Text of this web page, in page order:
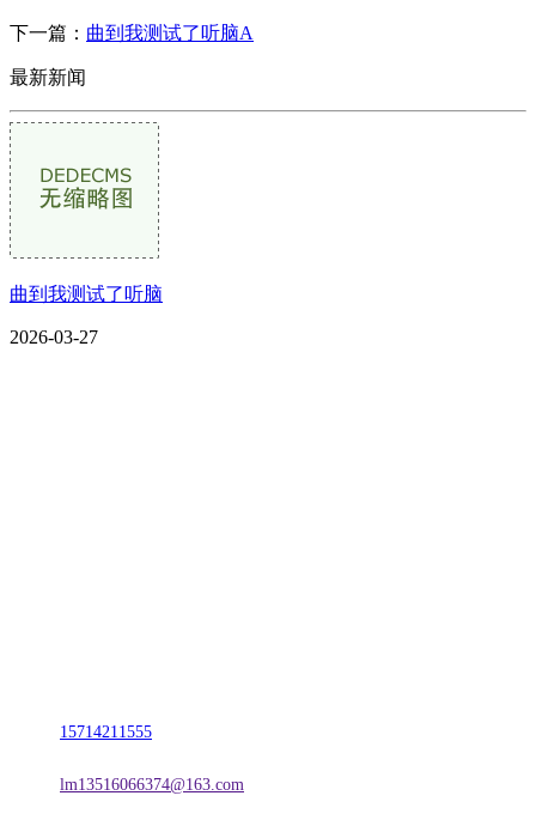
下一篇： 曲到我测试了听脑A
最新新闻
曲到我测试了听脑
2026-03-27
15714211555
lm13516066374@163.com